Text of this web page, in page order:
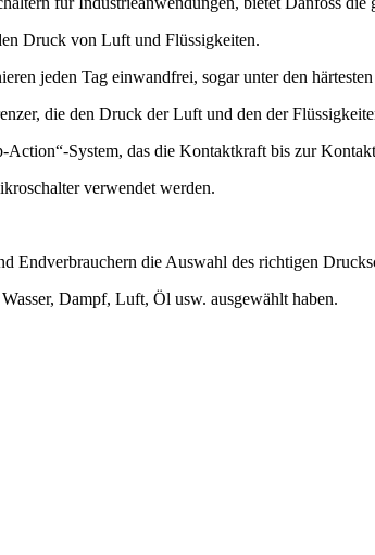
Druck von Luft und Flüssigkeiten.
jeden Tag einwandfrei, sogar unter den
die den Druck der Luft und den der
System, das die Kontaktkraft bis zur
verwendet werden.
Endverbrauchern die Auswahl des richtigen
Dampf, Luft, Öl usw. ausgewählt haben.